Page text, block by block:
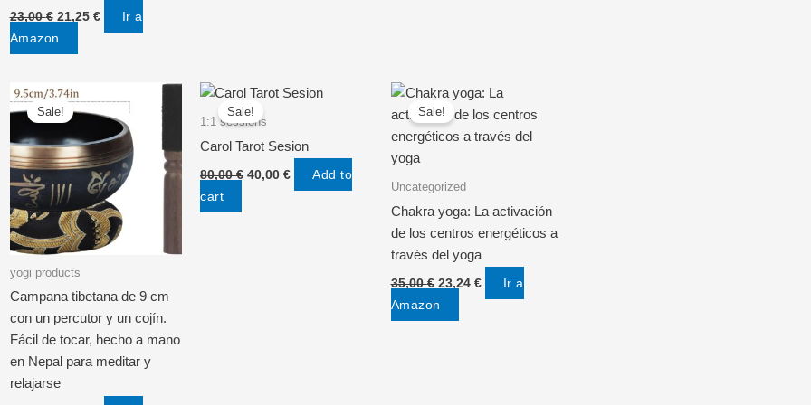
23,00€ Original
was:
23,00 €.
21,25 €Current
Ir a
Amazon
Sale!
yogi products
Campana tibetana de 9 cm
con un percutor y un cojín.
Fácil de tocar, hecho a mano
en Nepal para meditar y
relajarse
Sale!
1:1 sessions
Carol Tarot Sesion
80,00€ Original
40,00 €Current
Add to
cart
Sale!
Uncategorized
Chakra yoga: La activación
de los centros energéticos a
través del yoga
35,00€ Original
was:
35,00 €.
23,24 €Current
Ir a
Amazon